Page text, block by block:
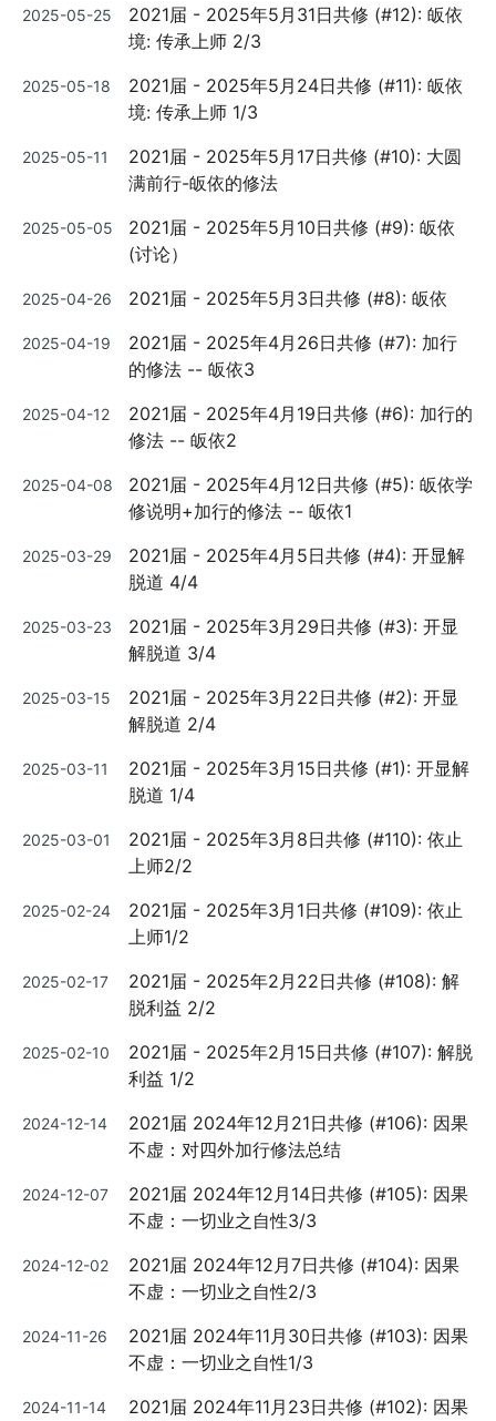
Posted
2025-05-25
2021届 - 2025年5月31日共修 (#12): 皈依
境: 传承上师 2/3
Posted
2025-05-18
2021届 - 2025年5月24日共修 (#11): 皈依
境: 传承上师 1/3
Posted
2025-05-11
2021届 - 2025年5月17日共修 (#10): 大圆
满前行-皈依的修法
Posted
2025-05-05
2021届 - 2025年5月10日共修 (#9): 皈依
(讨论）
Posted
2025-04-26 2021届 - 2025年5月3日共修 (#8): 皈依
Posted
2025-04-19
2021届 - 2025年4月26日共修 (#7): 加行
的修法 -- 皈依3
Posted
2025-04-12
2021届 - 2025年4月19日共修 (#6): 加行的
修法 -- 皈依2
Posted
2025-04-08
2021届 - 2025年4月12日共修 (#5): 皈依学
修说明+加行的修法 -- 皈依1
Posted
2025-03-29
2021届 - 2025年4月5日共修 (#4): 开显解
脱道 4/4
Posted
2025-03-23
2021届 - 2025年3月29日共修 (#3): 开显
解脱道 3/4
Posted
2025-03-15
2021届 - 2025年3月22日共修 (#2): 开显
解脱道 2/4
Posted
2025-03-11
2021届 - 2025年3月15日共修 (#1): 开显解
脱道 1/4
Posted
2025-03-01
2021届 - 2025年3月8日共修 (#110): 依止
上师2/2
Posted
2025-02-24
2021届 - 2025年3月1日共修 (#109): 依止
上师1/2
Posted
2025-02-17
2021届 - 2025年2月22日共修 (#108): 解
脱利益 2/2
Posted
2025-02-10
2021届 - 2025年2月15日共修 (#107): 解脱
利益 1/2
Posted
2024-12-14
2021届 2024年12月21日共修 (#106): 因果
不虚：对四外加行修法总结
Posted
2024-12-07
2021届 2024年12月14日共修 (#105): 因果
不虚：一切业之自性3/3
Posted
2024-12-02
2021届 2024年12月7日共修 (#104): 因果
不虚：一切业之自性2/3
Posted
2024-11-26
2021届 2024年11月30日共修 (#103): 因果
不虚：一切业之自性1/3
Posted
2024-11-14
2021届 2024年11月23日共修 (#102): 因果